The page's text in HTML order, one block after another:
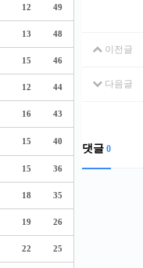
12 49
13 48
15 46
12 44
16 43
15 40
15 36
18 35
19 26
22 25
이전글
다음글
댓글 0